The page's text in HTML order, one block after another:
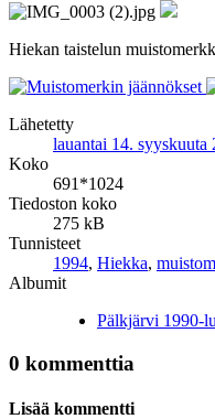
Hiekan taistelun
Lähetetty
lauantai 14. syyskuuta
Koko
691*1024
Tiedoston koko
275 kB
Tunnisteet
1994, Hiekka,
Albumit
Pälkjärvi 1990-
0 kommenttia
Lisää kommentti